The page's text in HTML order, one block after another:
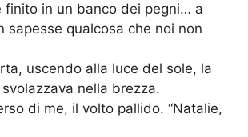
finito in un banco dei pegni… a
sapesse qualcosa che noi non
uscendo alla luce del sole, la
nella brezza.
di me, il volto pallido. “Natalie,